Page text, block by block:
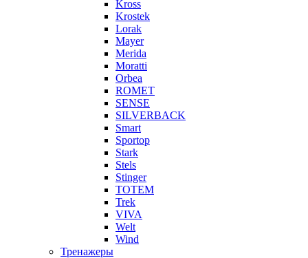
Kross
Krostek
Lorak
Mayer
Merida
Moratti
Orbea
ROMET
SENSE
SILVERBACK
Smart
Sportop
Stark
Stels
Stinger
TOTEM
Trek
VIVA
Welt
Wind
Тренажеры